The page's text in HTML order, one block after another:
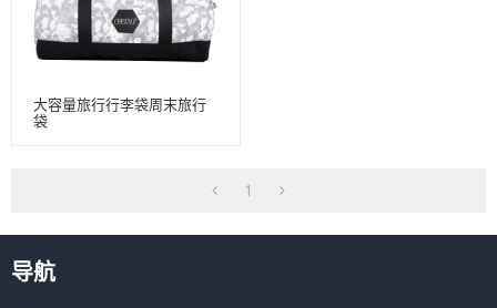
大容量旅行行李袋周末旅行
袋
1
导航